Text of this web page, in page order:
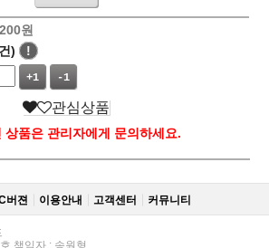
원
)
!
+1 -1
관심상품
상품은 관리자에게 문의하세요.
버젼 이용안내 고객센터 커뮤니티
책임자 : 송원형